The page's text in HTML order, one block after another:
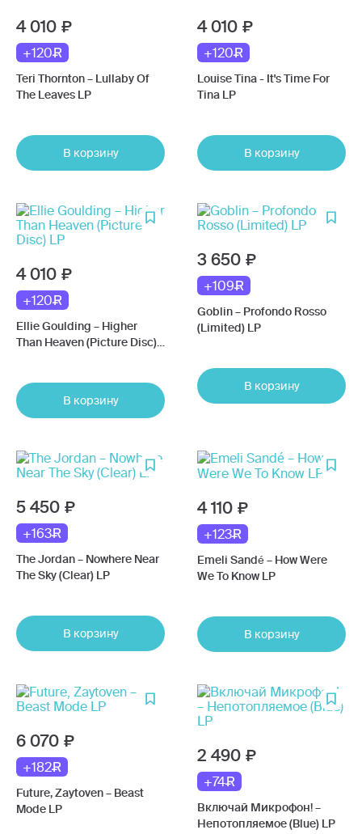
4 010
+120
Teri Thornton – Lullaby Of
The Leaves LP
В корзину
4 010
+120
Louise Tina - It's Time For
Tina LP
В корзину
4 010
+120
Ellie Goulding – Higher
Than Heaven (Picture Disc)
В корзину
3 650
+109
Goblin – Profondo Rosso
(Limited) LP
В корзину
5 450
+163
The Jordan – Nowhere Near
The Sky (Clear) LP
В корзину
4 110
+123
Emeli Sandé – How Were
We To Know LP
В корзину
6 070
+182
Future, Zaytoven – Beast
Mode LP
2 490
+74
Включай Микрофон! –
Непотопляемое (Blue) LP